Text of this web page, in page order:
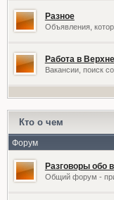
Разное
Объявления,
Работа в
Вакансии, поиск
Кто о чем
Форум
Разговоры обо
Общий форум -